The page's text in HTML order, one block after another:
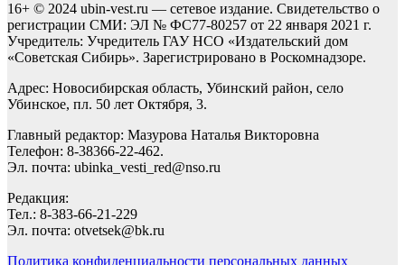
16+ © 2024 ubin-vest.ru — сетевое издание. Свидетельство о
регистрации СМИ: ЭЛ № ФС77-80257 от 22 января 2021 г.
Учредитель: Учредитель ГАУ НСО «Издательский дом
«Советская Сибирь». Зарегистрировано в Роскомнадзоре.
Адрес: Новосибирская область, Убинский район, село
Убинское, пл. 50 лет Октября, 3.
Главный редактор: Мазурова Наталья Викторовна
Телефон: 8-38366-22-462.
Эл. почта: ubinka_vesti_red@nso.ru
Редакция:
Тел.: 8-383-66-21-229
Эл. почта: otvetsek@bk.ru
Политика конфиденциальности персональных данных